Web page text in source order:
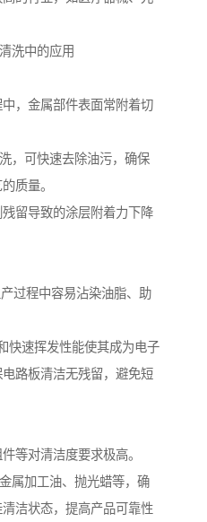
洗中的应用
，金属部件表面常附着切
，可快速去除油污，确保
质量。
留导致的涂层附着力下降
过程中容易沾染油脂、助
快速挥发性能使其成为电子
路板清洁无残留，避免短
等对清洁度要求极高。
属加工油、抛光蜡等，确
洁状态，提高产品可靠性